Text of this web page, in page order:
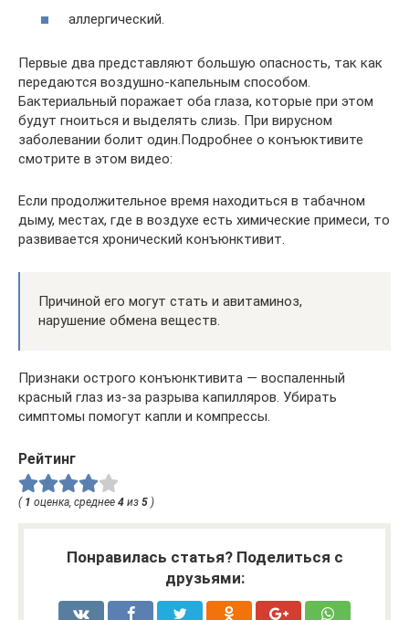
аллергический.
Первые два представляют большую опасность, так как
передаются воздушно-капельным способом.
Бактериальный поражает оба глаза, которые при этом
будут гноиться и выделять слизь. При вирусном
заболевании болит один.Подробнее о конъюктивите
смотрите в этом видео:
Если продолжительное время находиться в табачном
дыму, местах, где в воздухе есть химические примеси, то
развивается хронический конъюнктивит.
Причиной его могут стать и авитаминоз,
нарушение обмена веществ.
Признаки острого конъюнктивита — воспаленный
красный глаз из-за разрыва капилляров. Убирать
симптомы помогут капли и компрессы.
Рейтинг
( 1 оценка, среднее 4 из 5 )
Понравилась статья? Поделиться с
друзьями: